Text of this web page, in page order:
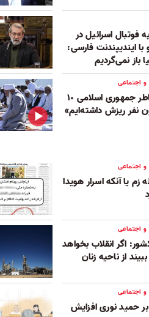
فوتبال اسرائیل در
با ایندیپندنت فارسی:
باز نمی‌گردیم
اجتماعی
«به‌خاطر جمهوری اسلامی ١٠
نفر ریزش داشته‌ایم»
اجتماعی
زم یا آنکه اسرار هویدا
اجتماعی
اگر انقلاب بخواهد
از ناحیه زنان
اجتماعی
حمید نوری افزایش